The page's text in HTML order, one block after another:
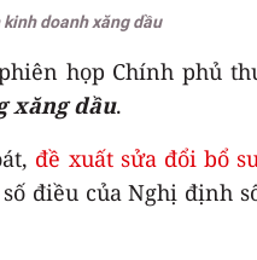
doanh xăng dầu
họp Chính phủ
xăng dầu.
đề xuất sửa đổi bổ
điều của Nghị định